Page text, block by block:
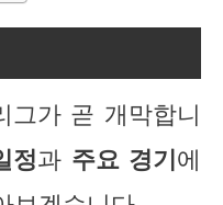
그가 곧 개막합니
정과 주요 경기에